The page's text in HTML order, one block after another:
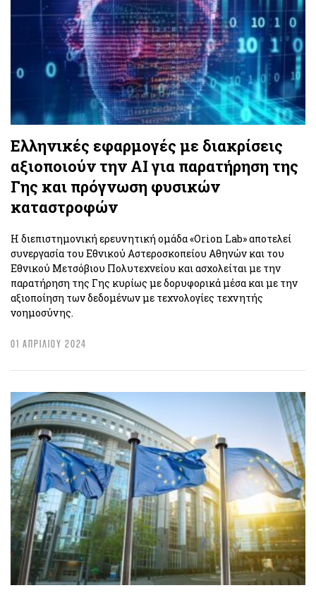
Ελληνικές εφαρμογές με διακρίσεις
αξιοποιούν την ΑΙ για παρατήρηση της
Γης και πρόγνωση φυσικών
καταστροφών
Η διεπιστημονική ερευνητική ομάδα «Orion Lab» αποτελεί
συνεργασία του Εθνικού Αστεροσκοπείου Αθηνών και του
Εθνικού Μετσόβιου Πολυτεχνείου και ασχολείται με την
παρατήρηση της Γης κυρίως με δορυφορικά μέσα και με την
αξιοποίηση των δεδομένων με τεχνολογίες τεχνητής
νοημοσύνης.
01 ΑΠΡΙΛΙΟΥ 2024